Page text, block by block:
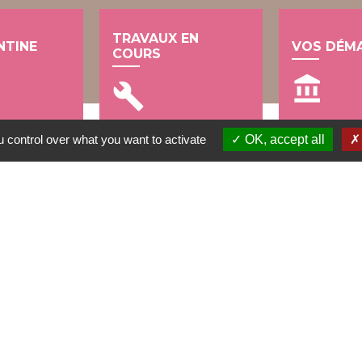
TRAVAUX EN
COURS
build
VOS
account_balance
over what you want to activate OK, accept all